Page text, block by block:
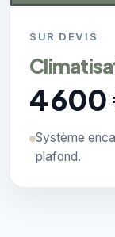
SUR DEVIS
4 600
Système
plafond.